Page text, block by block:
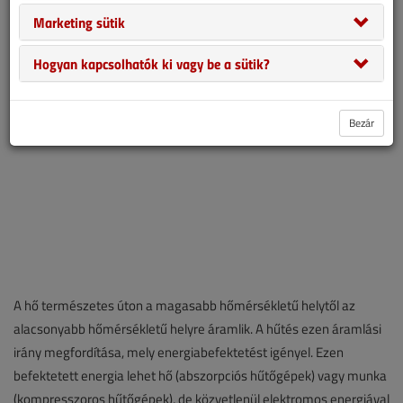
berendezés, mely egy anyagból hőt von el.
A hő természetes úton a magasabb hőmérsékletű helytől az
alacsonyabb hőmérsékletű helyre áramlik. A hűtés ezen áramlási
irány megfordítása, mely energiabefektetést igényel. Ezen
befektetett energia lehet hő (abszorpciós hűtőgépek) vagy munka
(kompresszoros hűtőgépek), de közvetlenül elektromos energiával
Marketing sütik
Hogyan kapcsolhatók ki vagy be a sütik?
Bezár